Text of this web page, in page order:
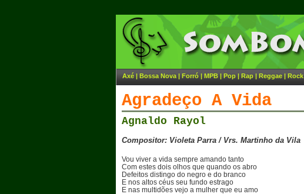
Axé | Bossa Nova | Forró | MPB | Pop | Rap | Reggae | Rock
Agradeço A Vida
Agnaldo Rayol
Compositor: Violeta Parra / Vrs. Martinho da Vila
Vou viver a vida sempre amando tanto
Com estes dois olhos que quando os abro
Defeitos distingo do negro e do branco
E nos altos céus seu fundo estrago
E nas multidões vejo a mulher que eu amo